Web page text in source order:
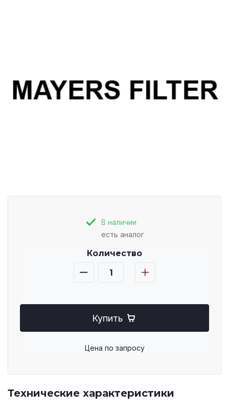
В наличии
есть аналог
Количество
Купить
Цена по запросу
Технические характеристики